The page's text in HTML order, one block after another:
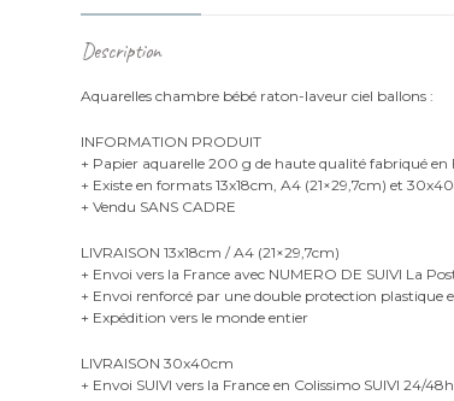
Description
Aquarelles chambre bébé raton-laveur ciel ballons :
INFORMATION PRODUIT
+ Papier aquarelle 200 g de haute qualité fabriqué en
+ Existe en formats 13x18cm, A4 (21×29,7cm) et
+ Vendu SANS CADRE
LIVRAISON 13x18cm / A4 (21×29,7cm)
+ Envoi vers la France avec NUMERO DE SUIVI La
+ Envoi renforcé par une double protection plastique
+ Expédition vers le monde entier
LIVRAISON 30x40cm
+ Envoi SUIVI vers la France en Colissimo SUIVI 24/48h